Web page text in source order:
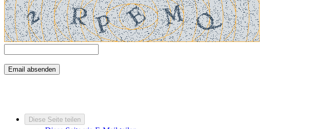
Diese Seite teilen